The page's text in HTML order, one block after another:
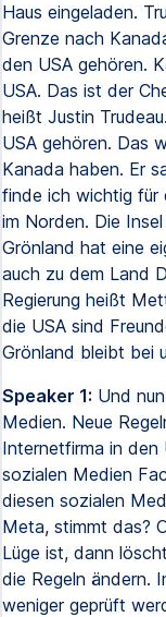
Haus eingeladen.
Grenze nach
den USA gehören.
USA. Das ist der
heißt Justin
USA gehören. Das
Kanada haben. Er
finde ich wichtig für
im Norden. Die
Grönland hat eine
auch zu dem Land
Regierung heißt
die USA sind
Grönland bleibt bei
Speaker 1: Und
Medien. Neue
Internetfirma in den
sozialen Medien
diesen sozialen
Meta, stimmt das?
Lüge ist, dann
die Regeln ändern.
weniger geprüft